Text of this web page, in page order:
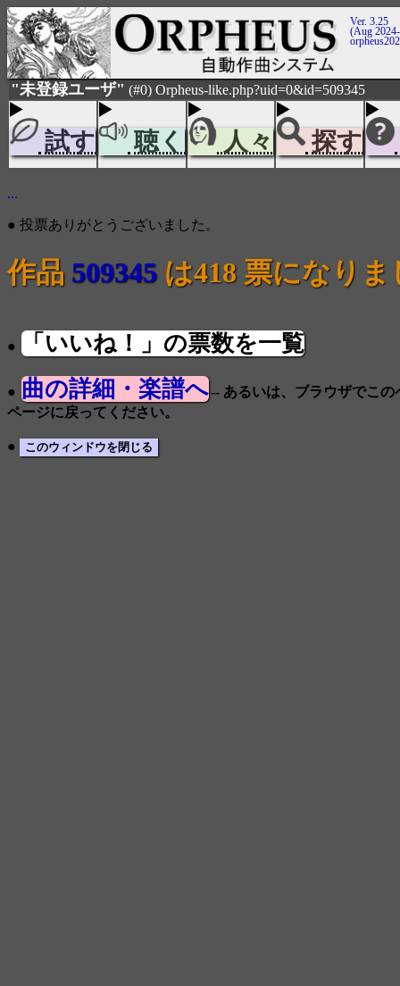
Ver. 3.25
(Aug
"未登録ユーザ" (#0) Orpheus-like.php?uid=0&id=509345
試す 聴く 人々 探す
...
● 投票ありがとうございました。
作品 509345 は418 票になりま
● 「いいね！」の票数を一覧
● 曲の詳細・楽譜へ-- あるいは、ブラウザでこ
ページに戻ってください。
●